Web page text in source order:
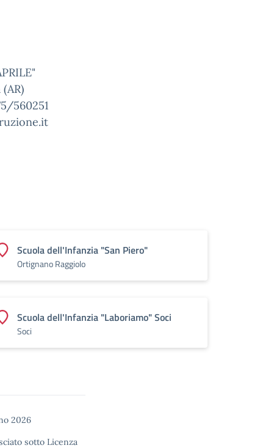
560251
Scuola dell'Infanzia "San Piero"
Ortignano Raggiolo
Scuola dell'Infanzia "Laboriamo" Soci
Soci
2026
sotto Licenza